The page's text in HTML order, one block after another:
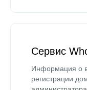
Сервис
Информация о
регистрации